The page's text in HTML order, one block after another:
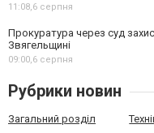
11:08, 6 серпня
Прокуратура через суд
Звягельщині
09:00, 6 серпня
Рубрики новин
Загальний розділ